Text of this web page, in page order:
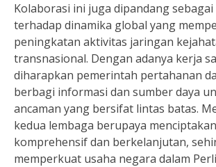
Kolaborasi ini juga dipandang
terhadap dinamika global yang
peningkatan aktivitas jaringan
transnasional. Dengan adanya kerja
diharapkan pemerintah pertahanan
berbagi informasi dan sumber daya
ancaman yang bersifat lintas batas.
kedua lembaga berupaya
komprehensif dan berkelanjutan,
memperkuat usaha negara dalam